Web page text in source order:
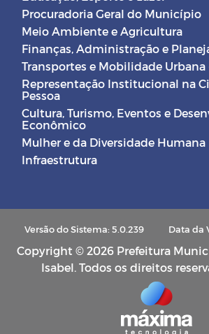
Procuradoria Geral do Município
Meio Ambiente e Agricultura
Finanças, Administração e
Transportes e Mobilidade Urbana
Representação Institucional na
Pessoa
Cultura, Turismo, Eventos e
Econômico
Mulher e da Diversidade Humana
Infraestrutura
Versão do Sistema: 5.0.239 Data da
Copyright © 2026 Prefeitura
Isabel. Todos os direitos